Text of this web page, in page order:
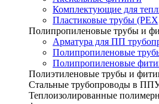
Комплектующие для
Пластиковые трубы
Полипропиленовые трубы и
Арматура для ПП
Полипропиленовые
Полипропиленовые
Полиэтиленовые трубы и
Стальные трубопроводы в
Теплоизолированные